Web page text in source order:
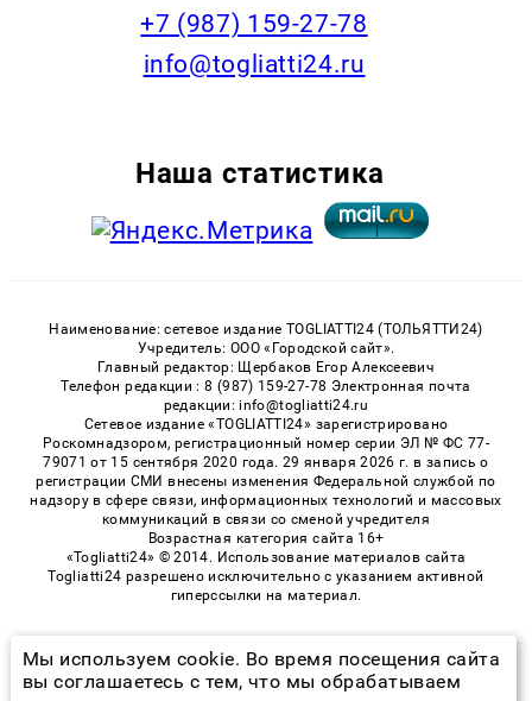
+7 (987) 159-27-78
info@togliatti24.ru
Наша статистика
Наименование: сетевое издание TOGLIATTI24 (ТОЛЬЯТТИ24)
Учредитель: ООО «Городской сайт».
Главный редактор: Щербаков Егор Алексеевич
Телефон редакции : 8 (987) 159-27-78 Электронная почта
редакции: info@togliatti24.ru
Сетевое издание «TOGLIATTI24» зарегистрировано
Роскомнадзором, регистрационный номер серии ЭЛ № ФС 77-
79071 от 15 сентября 2020 года. 29 января 2026 г. в запись о
регистрации СМИ внесены изменения Федеральной службой по
надзору в сфере связи, информационных технологий и массовых
коммуникаций в связи со сменой учредителя
Возрастная категория сайта 16+
«Togliatti24» © 2014. Использование материалов сайта
Togliatti24 разрешено исключительно с указанием активной
гиперссылки на материал.
© 2026 «Togliatti24» | Все права защищены
Мы используем cookie. Во время посещения сайта
вы соглашаетесь с тем, что мы обрабатываем